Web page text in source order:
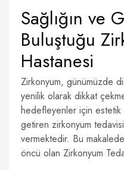
Sağlığın ve
Buluştuğu
Hastanesi
Zirkonyum, günümüzde
yenilik olarak dikkat
hedefleyenler için estetik
getiren zirkonyum
vermektedir. Bu
öncü olan Zirkonyum